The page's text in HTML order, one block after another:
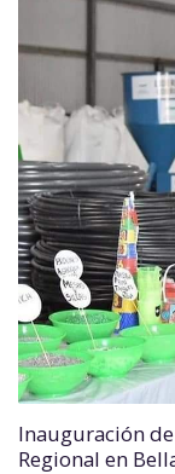
Inauguración
Regional en